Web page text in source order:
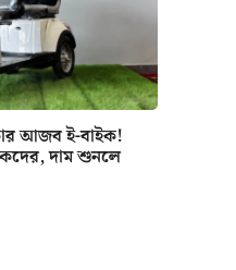
আজব ই-বাইক!
দাম শুনলে